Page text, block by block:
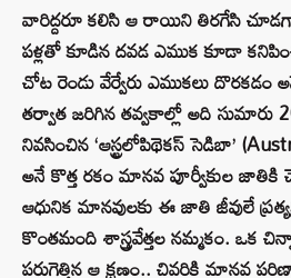
వారిద్దరూ కలిసి ఆ రాయిని తిరగేసి
పళ్లతో కూడిన దవడ ఎముక కూడా
చోట రెండు వేర్వేరు ఎముకలు
తర్వాత జరిగిన తవ్వకాల్లో అది సుమారు 20
నివసించిన ‘ఆస్ట్రలోపిథెకస్ సెడిబా’
అనే కొత్త రకం మానవ పూర్వీకుల
ఆధునిక మానవులకు ఈ జాతి జీవులే
కొంతమంది శాస్త్రవేత్తల నమ్మకం. ఒక
పరుగెత్తిన ఆ క్షణం.. చివరికి మానవ